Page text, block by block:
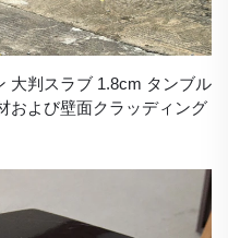
大判スラブ 1.8cm タンブル
および壁面クラッディング